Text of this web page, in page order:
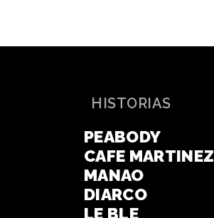
HISTORIAS
PEABODY
CAFE MARTINEZ
MANAO
DIARCO
LE BLE